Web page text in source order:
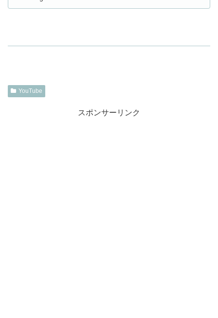
YouTube
スポンサーリンク